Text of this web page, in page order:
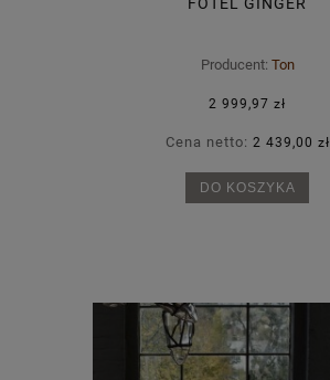
FOTEL GINGER
Producent: Ton
2 999,97 zł
Cena netto: 2 439,00 zł
DO KOSZYKA